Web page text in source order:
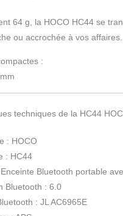
64 g, la HOCO HC44 se
ou accrochée à vos affaires.
:
techniques de la HC44
: HOCO
: HC44
Bluetooth portable
Bluetooth : 6.0
: JL AC6965E